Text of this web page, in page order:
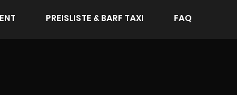
PREISLISTE & BARF TAXI FAQ